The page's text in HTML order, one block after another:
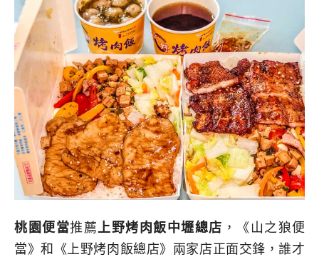
桃園便當推薦 上野烤肉飯中壢總店 ，《山之狼便
當》和《上野烤肉飯總店》兩家店正面交鋒，誰才